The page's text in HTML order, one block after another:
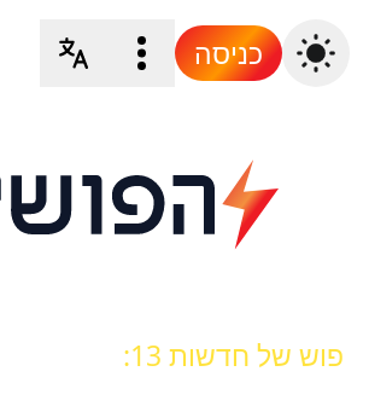
כניסה
פוש של חדשות 13: